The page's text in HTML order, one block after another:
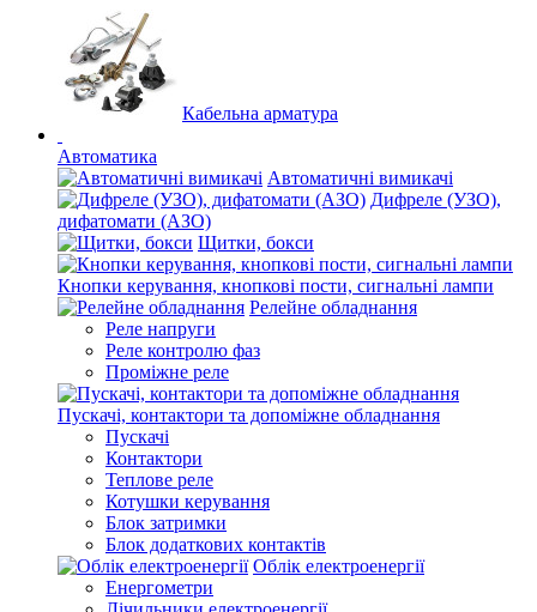
Кабельна арматура
Автоматика
Автоматичні вимикачі
Дифреле (УЗО),
дифатомати (АЗО)
Щитки, бокси
Кнопки керування, кнопкові пости, сигнальні лампи
Релейне обладнання
Реле напруги
Реле контролю фаз
Проміжне реле
Пускачі, контактори та допоміжне обладнання
Пускачі
Контактори
Теплове реле
Котушки керування
Блок затримки
Блок додаткових контактів
Облік електроенергії
Енергометри